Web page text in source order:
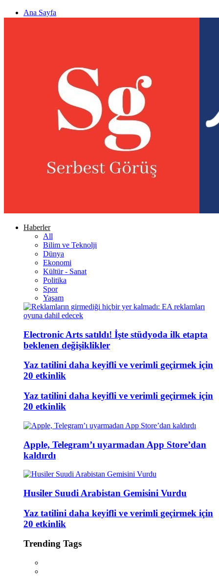
Ana Sayfa
Haberler
All
Bilim ve Teknolji
Dünya
Ekonomi
Kültür - Sanat
Politika
Spor
Yaşam
Electronic Arts satıldı! İşte stüdyoda ilk etapta
beklenen değişiklikler
Yaz tatilini daha keyifli ve verimli geçirmek için
20 etkinlik
Yaz tatilini daha keyifli ve verimli geçirmek için
20 etkinlik
Apple, Telegram’ı uyarmadan App Store’dan
kaldırdı
Husiler Suudi Arabistan Gemisini Vurdu
Yaz tatilini daha keyifli ve verimli geçirmek için
20 etkinlik
Trending Tags